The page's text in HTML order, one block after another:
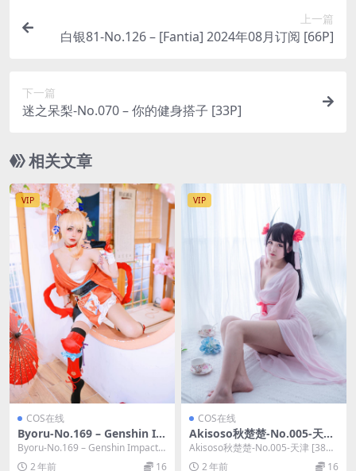
上一篇
白银81-No.126 – [Fantia] 2024年08月订阅 [66P]
下一篇
迷之呆梨-No.070 – 你的健身搭子 [33P]
相关文章
VIP
COS在线
Byoru-No.169 – Genshin Im
pact Yoimiya [56P 2V]
Byoru-No.169 – Genshin Impact Y
oimiya [5...
2 年前 16
VIP
COS在线
Akisoso秋楚楚-No.005-天津
[38P]
Akisoso秋楚楚-No.005-天津 [38
P]，Akisoso秋楚楚在线作...
2 年前 16